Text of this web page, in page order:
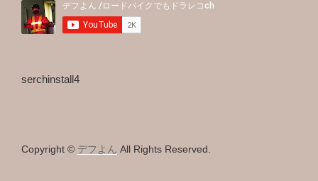
serchinstall4
Copyright © デフよん All Rights Reserved.